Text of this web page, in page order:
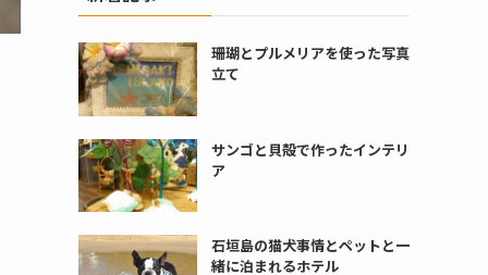
珊瑚とプルメリアを使った写真
立て
サンゴと貝殻で作ったインテリ
ア
石垣島の猫犬事情とペットと一
緒に泊まれるホテル